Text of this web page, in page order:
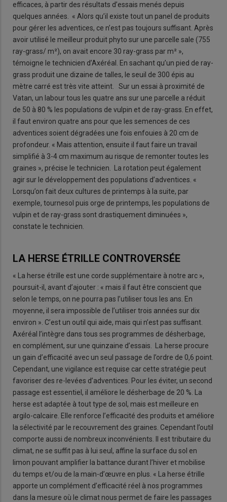
efficaces, à partir des résultats d’essais menés depuis
quelques années. « Alors qu’il existe tout un panel de produits
pour gérer les adventices, ce n’est pas toujours suffisant. Après
avoir utilisé le meilleur produit phyto sur une parcelle sale (755
ray-grass/ m²), on avait encore 30 ray-grass par m² »,
témoigne le technicien d’Axéréal. En sachant qu’un pied de ray-
grass produit une dizaine de talles, le seuil de 300 épis au
mètre carré est très vite atteint. Sur un essai à proximité de
Vatan, un labour tous les quatre ans sur une parcelle a réduit
de 50 à 80 % les populations de vulpin et de ray-grass. En effet,
il faut environ quatre ans pour que les semences de ces
adventices soient dégradées une fois enfouies à 20 cm de
profondeur. « Mais attention, ensuite il faut faire un travail
simplifié à 3-4 cm maximum au risque de remonter toutes les
graines », précise le technicien. La rotation peut également
agir sur le développement des populations d’adventices. «
Lorsqu’on fait deux cultures de printemps à la suite, par
exemple, tournesol puis orge de printemps, les populations de
vulpin et de ray-grass sont drastiquement diminuées »,
constate le technicien.
LA HERSE ÉTRILLE CONTROVERSÉE
« La herse étrille est une corde supplémentaire à notre arc »,
poursuit-il, avant d’ajouter : « mais il faut être conscient que
selon le temps, on ne pourra pas l’utiliser tous les ans. En
moyenne, il sera impossible de l’utiliser trois années sur dix
environ ». C’est un outil qui aide, mais qui n’est pas suffisant.
Axéréal l’intègre dans tous ses programmes de désherbage,
en complément, sur une quinzaine d’essais. La herse procure
un gain d’efficacité avec un seul passage de l’ordre de 0,6 point.
Cependant, une vigilance est requise car cette stratégie peut
favoriser des re-levées d’adventices. Pour les éviter, un second
passage est essentiel, il améliore le désherbage de 20 %. La
herse est adaptée à tout type de sol, mais est meilleure en
argilo-calcaire. Elle renforce l’efficacité des produits et améliore
la sélectivité par le recouvrement des graines. Cependant l’outil
comporte aussi de nombreux inconvénients. Il est tributaire du
climat, ne se suffit pas à lui seul, affine la surface du sol en
limon pouvant amplifier la battance durant l’hiver et mobilise
du temps et/ou de la main-d’œuvre en plus. « La herse étrille
apporte un complément d’efficacité réel à nos programmes
dans la mesure où le climat nous permet de faire les passages